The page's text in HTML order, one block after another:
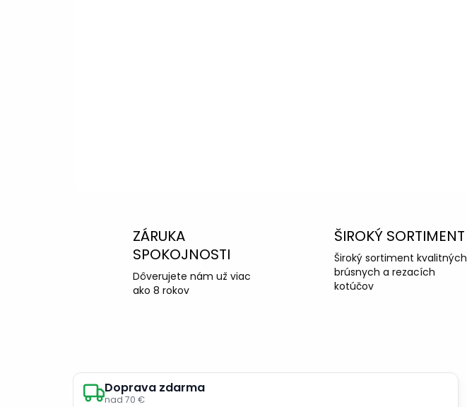
ZÁRUKA
SPOKOJNOSTI
Dôverujete nám už viac
ako 8 rokov
ŠIROKÝ SORTIMENT
Široký sortiment kvalitných
brúsnych a rezacích
kotúčov
Doprava zdarma
nad 70 €